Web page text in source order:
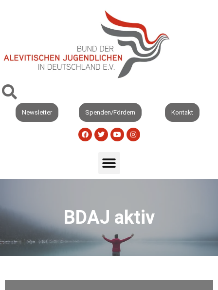
Newsletter Spenden/Fördern Kontakt
BDAJ aktiv